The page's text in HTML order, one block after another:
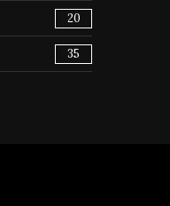
20
35